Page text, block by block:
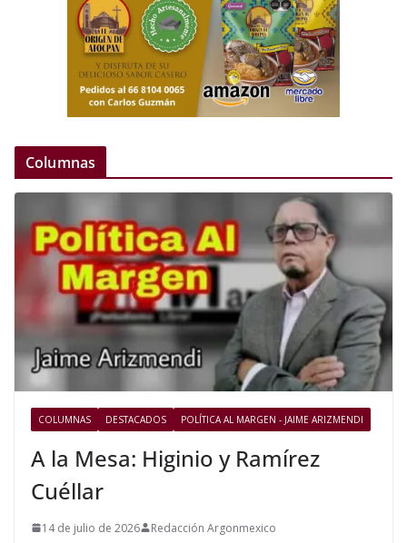
Columnas
COLUMNAS DESTACADOS POLÍTICA AL MARGEN - JAIME ARIZMENDI
A la Mesa: Higinio y Ramírez
Cuéllar
14 de julio de 2026 Redacción Argonmexico